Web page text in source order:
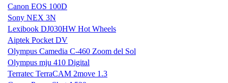
Canon EOS 100D
Sony NEX 3N
Lexibook DJ030HW Hot Wheels
Aiptek Pocket DV
Olympus Camedia C-460 Zoom del Sol
Olympus mju 410 Digital
Terratec TerraCAM 2move 1.3